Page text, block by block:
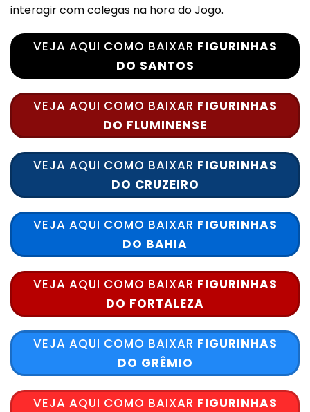
interagir com colegas na hora do Jogo.
VEJA AQUI COMO BAIXAR FIGURINHAS
DO SANTOS
VEJA AQUI COMO BAIXAR FIGURINHAS
DO FLUMINENSE
VEJA AQUI COMO BAIXAR FIGURINHAS
DO CRUZEIRO
VEJA AQUI COMO BAIXAR FIGURINHAS
DO BAHIA
VEJA AQUI COMO BAIXAR FIGURINHAS
DO FORTALEZA
VEJA AQUI COMO BAIXAR FIGURINHAS
DO GRÊMIO
VEJA AQUI COMO BAIXAR FIGURINHAS